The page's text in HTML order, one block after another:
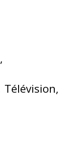
Télévision